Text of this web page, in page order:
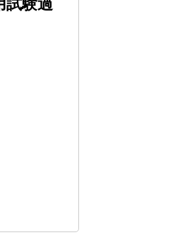
試験過